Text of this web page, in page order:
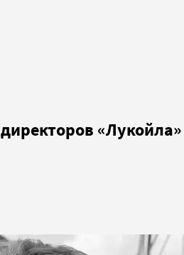
«Лукойла»